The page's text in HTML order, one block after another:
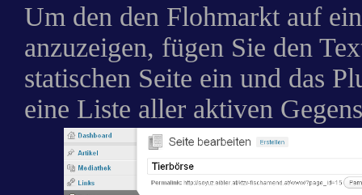
Um den den Flohmarkt auf
anzuzeigen, fügen Sie den
statischen Seite ein und das
eine Liste aller aktiven